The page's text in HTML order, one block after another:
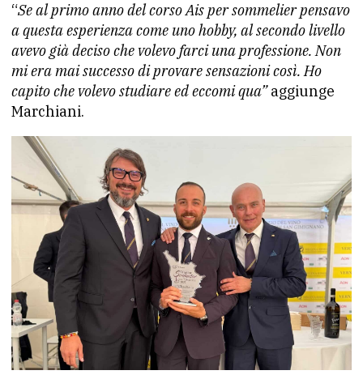
“Se al primo anno del corso Ais per sommelier pensavo
a questa esperienza come uno hobby, al secondo livello
avevo già deciso che volevo farci una professione. Non
mi era mai successo di provare sensazioni così. Ho
capito che volevo studiare ed eccomi qua”aggiunge
Marchiani.